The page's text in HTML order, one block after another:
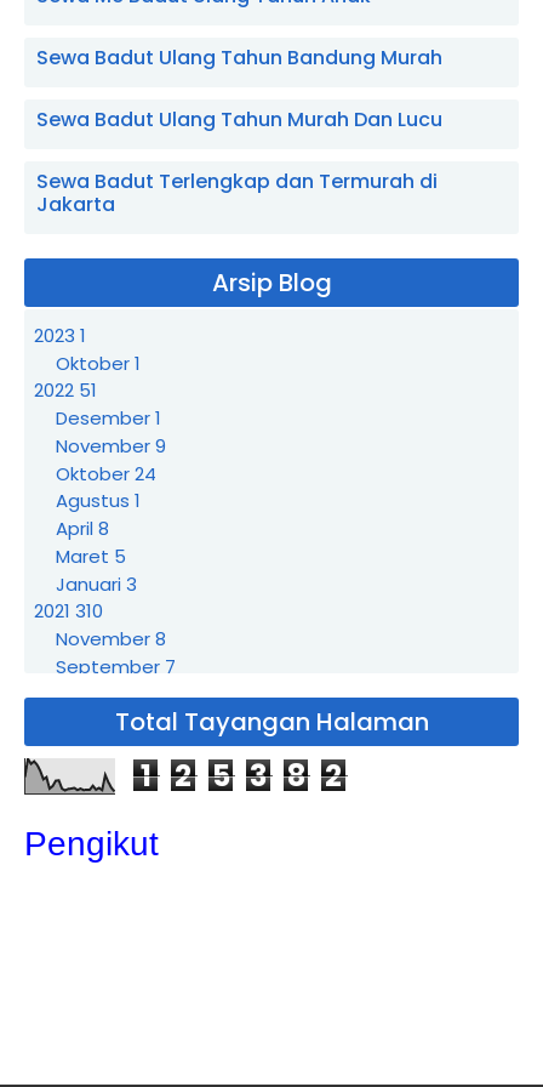
Sewa Badut Ulang Tahun Bandung Murah
Sewa Badut Ulang Tahun Murah Dan Lucu
Sewa Badut Terlengkap dan Termurah di
Jakarta
Arsip Blog
2023 1
Oktober1
2022 51
Desember1
November9
Oktober24
Agustus 1
April8
Maret 5
Januari3
2021 310
November8
September 7
Agustus3
Juni19
Mei
72
Sewa Badut Pejuang
Sewa Badut Kalibaru
Sewa Badut Jatimekar
Total Tayangan Halaman
1 2 5 3 8 2
Pengikut